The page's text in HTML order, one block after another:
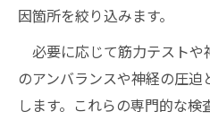
因箇所を絞り込みます。
必要に応じて筋力テストや
のアンバランスや神経の圧
します。これらの専門的な